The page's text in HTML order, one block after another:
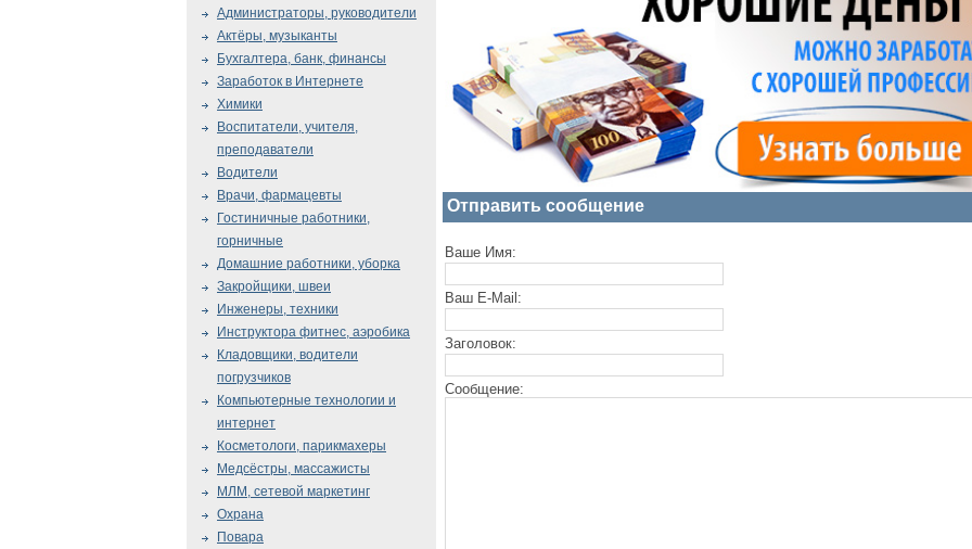
Отправить сообщение
Ваше Имя:
Ваш E-Mail:
Заголовок:
Сообщение:
Администраторы, руководители
Актёры, музыканты
Бухгалтера, банк, финансы
Заработок в Интернете
Химики
Воспитатели, учителя,
преподаватели
Водители
Врачи, фармацевты
Гостиничные работники,
горничные
Домашние работники, уборка
Закройщики, швеи
Инженеры, техники
Инструктора фитнес, аэробика
Кладовщики, водители
погрузчиков
Компьютерные технологии и
интернет
Косметологи, парикмахеры
Медсёстры, массажисты
МЛМ, сетевой маркетинг
Охрана
Повара